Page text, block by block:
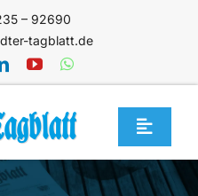
– 92690
tagblatt.de
Toggle